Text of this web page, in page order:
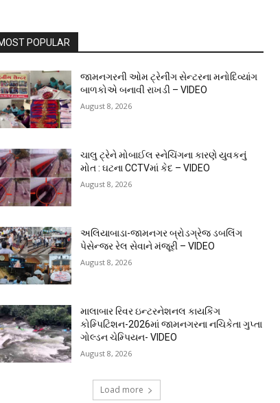
POPULAR
જામનગરની ઓમ ટ્રેનીંગ સેન્ટરના મનોદિવ્યાંગ
બાળકોએ બનાવી રાખડી – VIDEO
August 8, 2026
ચાલુ ટ્રેને મોબાઈલ સ્નેચિંગના કારણે યુવકનું
મોત : ઘટના CCTVમાં કેદ – VIDEO
August 8, 2026
અલિયાબાડા-જામનગર બ્રોડગ્રેજ ડબલિંગ
પેસેન્જર રેલ સેવાને મંજૂરી – VIDEO
August 8, 2026
માલાબાર રિવર ઇન્ટરનેશનલ કાયકિંગ
કોમ્પિટિશન-2026માં જામનગરના નચિકેતા ગુપ્તા
ગોલ્ડન ચેમ્પિયન- VIDEO
August 8, 2026
Load more